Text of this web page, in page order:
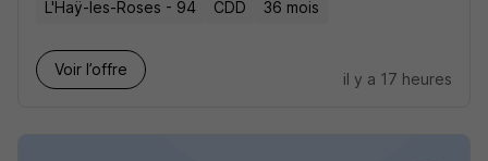
L'Haÿ-les-Roses - 94 CDD 36 mois
Voir l’offre
il y a 17 heures